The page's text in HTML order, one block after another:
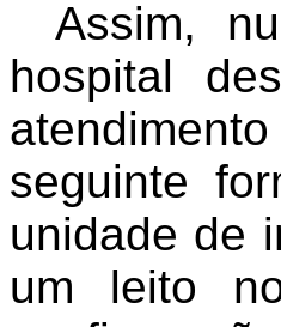
Assim,
hospital
seguinte
unidade de
um leito